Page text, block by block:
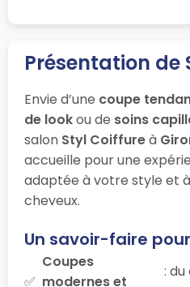
Présentation de
Envie d’une coupe
de lookou de soins
salon Styl Coiffureà
accueille pour une
adaptée à votre style et
cheveux.
Un savoir-faire
Coupes
modernes et
: